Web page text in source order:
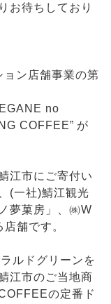
お待ちしており
ン店舗事業の第
no
COFFEE” が
江市にご寄付い
(一社)鯖江観光
夢菓房」、㈱W
舗です。
ルドグリーンを
江市のご当地商
の定番ド